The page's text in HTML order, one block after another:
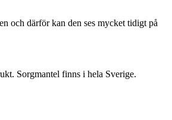
och därför kan den ses mycket tidigt på
Sorgmantel finns i hela Sverige.